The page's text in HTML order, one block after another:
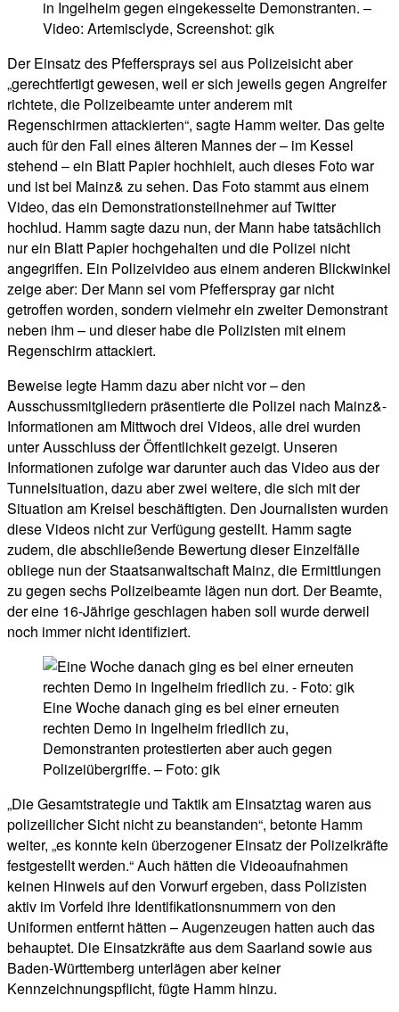
in Ingelheim gegen eingekesselte Demonstranten. –
Video: Artemisclyde, Screenshot: gik
Der Einsatz des Pfeffersprays sei aus Polizeisicht aber
„gerechtfertigt gewesen, weil er sich jeweils gegen Angreifer
richtete, die Polizeibeamte unter anderem mit
Regenschirmen attackierten“, sagte Hamm weiter. Das gelte
auch für den Fall eines älteren Mannes der – im Kessel
stehend – ein Blatt Papier hochhielt, auch dieses Foto war
und ist bei Mainz& zu sehen. Das Foto stammt aus einem
Video, das ein Demonstrationsteilnehmer auf Twitter
hochlud. Hamm sagte dazu nun, der Mann habe tatsächlich
nur ein Blatt Papier hochgehalten und die Polizei nicht
angegriffen. Ein Polizeivideo aus einem anderen Blickwinkel
zeige aber: Der Mann sei vom Pfefferspray gar nicht
getroffen worden, sondern vielmehr ein zweiter Demonstrant
neben ihm – und dieser habe die Polizisten mit einem
Regenschirm attackiert.
Beweise legte Hamm dazu aber nicht vor – den
Ausschussmitgliedern präsentierte die Polizei nach Mainz&-
Informationen am Mittwoch drei Videos, alle drei wurden
unter Ausschluss der Öffentlichkeit gezeigt. Unseren
Informationen zufolge war darunter auch das Video aus der
Tunnelsituation, dazu aber zwei weitere, die sich mit der
Situation am Kreisel beschäftigten. Den Journalisten wurden
diese Videos nicht zur Verfügung gestellt. Hamm sagte
zudem, die abschließende Bewertung dieser Einzelfälle
obliege nun der Staatsanwaltschaft Mainz, die Ermittlungen
zu gegen sechs Polizeibeamte lägen nun dort. Der Beamte,
der eine 16-Jährige geschlagen haben soll wurde derweil
noch immer nicht identifiziert.
Eine Woche danach ging es bei einer erneuten
rechten Demo in Ingelheim friedlich zu,
Demonstranten protestierten aber auch gegen
Polizeiübergriffe. – Foto: gik
„Die Gesamtstrategie und Taktik am Einsatztag waren aus
polizeilicher Sicht nicht zu beanstanden“, betonte Hamm
weiter, „es konnte kein überzogener Einsatz der Polizeikräfte
festgestellt werden.“ Auch hätten die Videoaufnahmen
keinen Hinweis auf den Vorwurf ergeben, dass Polizisten
aktiv im Vorfeld ihre Identifikationsnummern von den
Uniformen entfernt hätten – Augenzeugen hatten auch das
behauptet. Die Einsatzkräfte aus dem Saarland sowie aus
Baden-Württemberg unterlägen aber keiner
Kennzeichnungspflicht, fügte Hamm hinzu.